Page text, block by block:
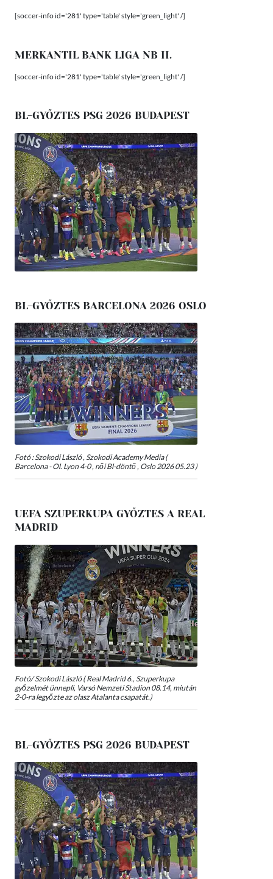
[soccer-info id='281' type='table' style='green_light' /]
MERKANTIL BANK LIGA NB II.
[soccer-info id='281' type='table' style='green_light' /]
BL-GYŐZTES PSG 2026 BUDAPEST
BL-GYŐZTES BARCELONA 2026 OSLO
Fotó : Szokodi László , Szokodi Academy Media (
Barcelona - Ol. Lyon 4-0 , női Bl-döntő , Oslo 2026 05.23 )
UEFA SZUPERKUPA GYŐZTES A REAL
MADRID
Fotó/ Szokodi László ( Real Madrid 6., Szuperkupa
győzelmét ünnepli, Varsó Nemzeti Stadion 08.14, miután
2-0-ra legyőzte az olasz Atalanta csapatát.)
BL-GYŐZTES PSG 2026 BUDAPEST